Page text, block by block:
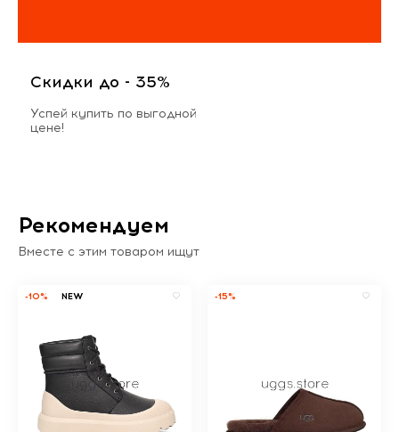
Скидки до - 35%
Успей купить по выгодной
цене!
Рекомендуем
Вместе с этим товаром ищут
-10% NEW -15%